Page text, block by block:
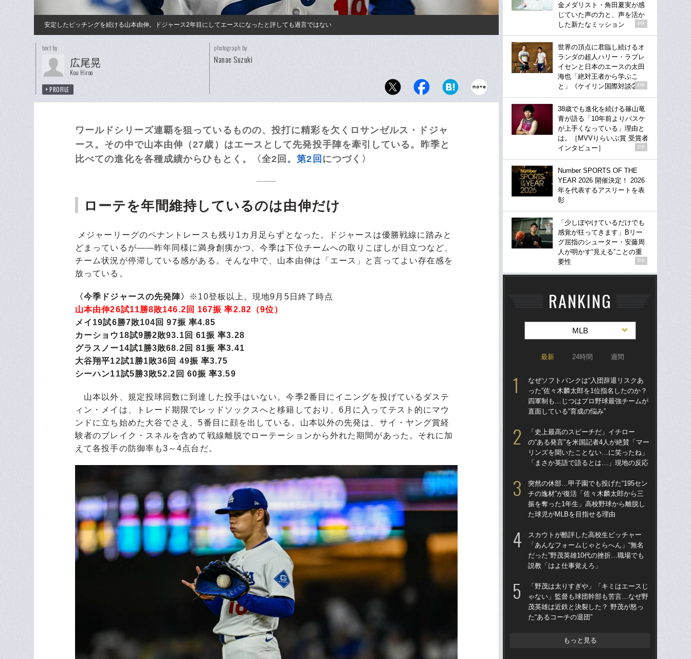
安定したピッチングを続ける山本由伸。ドジャース2年目にしてエースになったと評しても過言ではない
text by
広尾晃
Kou Hiroo
PROFILE
photograph by
Nanae Suzuki
ワールドシリーズ連覇を狙っているものの、投打に精彩を欠くロサンゼルス・ドジャ
ース。その中で山本由伸（27歳）はエースとして先発投手陣を牽引している。昨季と
比べての進化を各種成績からひもとく。〈全2回。第2回 につづく〉
ローテを年間維持しているのは由伸だけ
メジャーリーグのペナントレースも残り1カ月足らずとなった。ドジャースは優勝戦線に踏みと
どまっているが――昨年同様に満身創痍かつ、今季は下位チームへの取りこぼしが目立つなど、
チーム状況が停滞している感がある。そんな中で、山本由伸は「エース」と言ってよい存在感を
放っている。
〈今季ドジャースの先発陣〉 ※10登板以上。現地9月5日終了時点
山本由伸26試11勝8敗146.2回 167振 率2.82（9位）
メイ19試6勝7敗104回 97振 率4.85
カーショウ18試9勝2敗93.1回 61振 率3.28
グラスノー14試1勝3敗68.2回 81振 率3.41
大谷翔平12試1勝1敗36回 49振 率3.75
シーハン11試5勝3敗52.2回 60振 率3.59
山本以外、規定投球回数に到達した投手はいない。今季2番目にイニングを投げているダステ
ィン・メイは、トレード期限でレッドソックスへと移籍しており、6月に入ってテスト的にマウ
ンドに立ち始めた大谷でさえ、5番目に顔を出している。山本以外の先発は、サイ・ヤング賞経
験者のブレイク・スネルを含めて戦線離脱でローテーションから外れた期間があった。それに加
えて各投手の防御率も3～4点台だ。
金メダリスト・角田夏実が感
じていた声の力と、声を活か
した新たなミッション
PR
世界の頂点に君臨し続けるオ
ランダの超人ハリー・ラブレ
イセンと日本のエースの太田
海也「絶対王者から学ぶこ
と」《ケイリン国際対談②》
PR
38歳でも進化を続ける篠山竜
青が語る「10年前よりバスケ
が上手くなっている」理由と
は。［MVVりらいぶ賞 受賞者
インタビュー］
PR
Number SPORTS OF THE
YEAR 2026 開催決定！ 2026
年を代表するアスリートを表
彰
「少しぼやけているだけでも
感覚が狂ってきます」Bリー
グ屈指のシューター・安藤周
人が明かす“見える”ことの重
要性
PR
RANKING
MLB
最新 24時間 週間
なぜソフトバンクは“入団辞退リスクあ
った”佐々木麟太郎を1位指名したのか？
四軍制も…じつはプロ野球最強チームが
直面している“育成の悩み”
「史上最高のスピーチだ」イチロー
の“ある発言”を米国記者4人が絶賛「マー
リンズを聞いたことない…に笑ったね」
「まさか英語で語るとは…」現地の反応
突然の休部…甲子園でも投げた“195セン
チの逸材”が復活「佐々木麟太郎から三
振を奪った1年生」高校野球から離脱し
た球児がMLBを目指せる理由
スカウトが酷評した高校生ピッチャー
「あんなフォームじゃとらへん」“無名
だった”野茂英雄10代の挫折…職場でも
説教「はよ仕事覚えろ」
「野茂は太りすぎや」「キミはエースじ
ゃない」監督も球団幹部も苦言…なぜ野
茂英雄は近鉄と決裂した？ 野茂が怒っ
た“あるコーチの退団”
もっと見る